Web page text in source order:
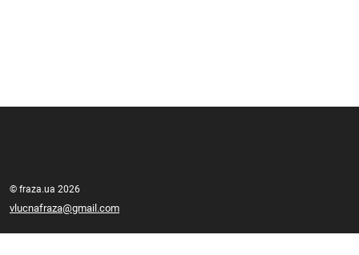
© fraza.ua 2026
vlucnafraza@gmail.com